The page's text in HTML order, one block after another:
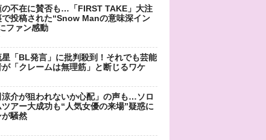
の不在に賛否も…「FIRST TAKE」大注
で投稿された“Snow Manの意味深イン
ファン感動
星「BL発言」に批判殺到！それでも芸能
が「クレームは無理筋」と断じるワケ
涼介が狙われないか心配」の声も…ソロ
ツアー大成功も“人気女優の来場”疑惑に
が騒然